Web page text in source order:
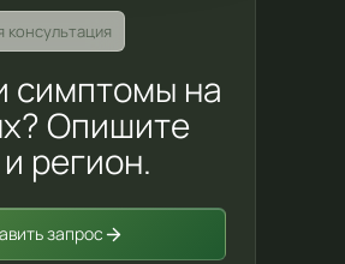
симптомы на
Опишите
регион.
запрос